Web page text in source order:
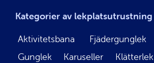
Kategorier av lekplatsutrustning
Aktivitetsbana
Fjädergunglek
Gunglek
Karuseller Klätterlek